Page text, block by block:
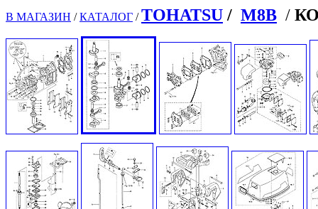
В МАГАЗИН /КАТАЛОГ /TOHATSU / M8B /